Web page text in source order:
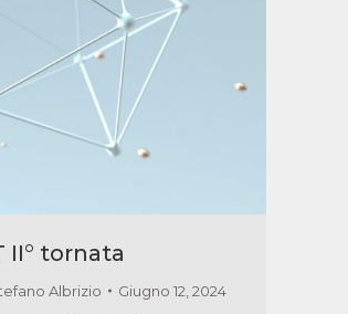
II° tornata
Albrizio Giugno 12, 2024